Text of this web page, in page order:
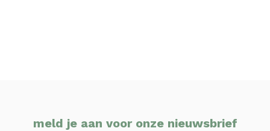
meld je aan voor onze nieuwsbrief